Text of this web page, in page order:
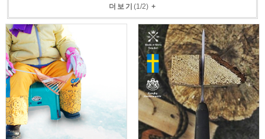
더보기 (1/2)+